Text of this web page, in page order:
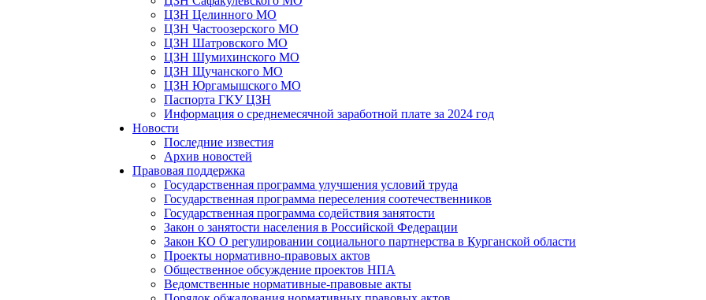
ЦЗН Целинного МО
ЦЗН Частоозерского МО
ЦЗН Шатровского МО
ЦЗН Шумихинского МО
ЦЗН Щучанского МО
ЦЗН Юргамышского МО
Паспорта ГКУ ЦЗН
Информация о среднемесячной заработной плате за 2024 год
Новости
Последние известия
Архив новостей
Правовая поддержка
Государственная программа улучшения условий труда
Государственная программа переселения соотечественников
Государственная программа содействия занятости
Закон о занятости населения в Российской Федерации
Закон КО О регулировании социального партнерства в Курганской области
Проекты нормативно-правовых актов
Общественное обсуждение проектов НПА
Ведомственные нормативные-правовые акты